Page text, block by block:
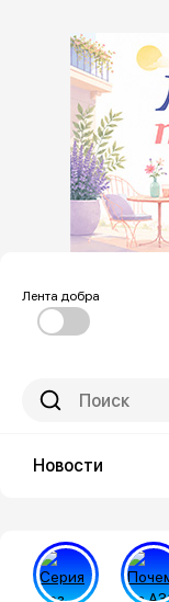
Лента добра
Новости